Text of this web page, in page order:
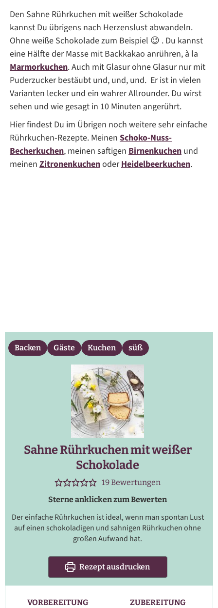
Den Sahne Rührkuchen mit weißer Schokolade
kannst Du übrigens nach Herzenslust abwandeln.
Ohne weiße Schokolade zum Beispiel 😉 . Du kannst
eine Hälfte der Masse mit Backkakao anrühren, à la
Marmorkuchen. Auch mit Glasur ohne Glasur nur mit
Puderzucker bestäubt und, und, und. Er ist in vielen
Varianten lecker und ein wahrer Allrounder. Du wirst
sehen und wie gesagt in 10 Minuten angerührt.
Hier findest Du im Übrigen noch weitere sehr einfache
Rührkuchen-Rezepte. Meinen Schoko-Nuss-
Becherkuchen, meinen saftigen Birnenkuchen und
meinen ZitronenkuchenoderHeidelbeerkuchen.
Backen Gäste Kuchen süß
Sahne Rührkuchen mit weißer
Schokolade
19Bewertungen
Sterne anklicken zum Bewerten
Der einfache Rührkuchen ist ideal, wenn man spontan Lust
auf einen schokoladigen und sahnigen Rührkuchen ohne
großen Aufwand hat.
Rezept ausdrucken
VORBEREITUNG ZUBEREITUNG